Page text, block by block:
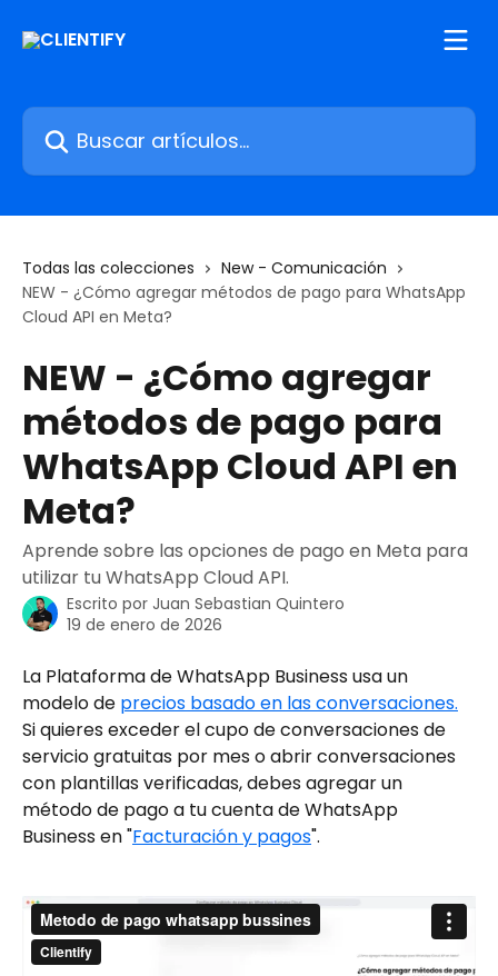
Buscar artículos...
Todas las colecciones
New - Comunicación
NEW - ¿Cómo agregar métodos de pago para WhatsApp
Cloud API en Meta?
NEW - ¿Cómo agregar
métodos de pago para
WhatsApp Cloud API en
Meta?
Aprende sobre las opciones de pago en Meta para
utilizar tu WhatsApp Cloud API.
Escrito por Juan Sebastian Quintero
19 de enero de 2026
La Plataforma de WhatsApp Business usa un
modelo de precios basado en las conversaciones.
Si quieres exceder el cupo de conversaciones de
servicio gratuitas por mes o abrir conversaciones
con plantillas verificadas, debes agregar un
método de pago a tu cuenta de WhatsApp
Business en "Facturación y pagos".